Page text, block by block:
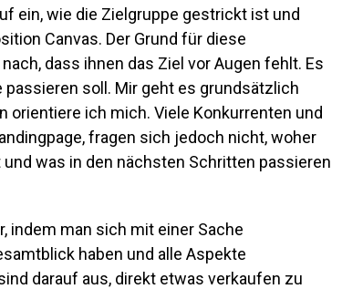
ein, wie die Zielgruppe gestrickt ist und
Canvas. Der Grund für diese
dass ihnen das Ziel vor Augen fehlt. Es
passieren soll. Mir geht es grundsätzlich
orientiere ich mich. Viele Konkurrenten und
fragen sich jedoch nicht, woher
was in den nächsten Schritten passieren
indem man sich mit einer Sache
haben und alle Aspekte
darauf aus, direkt etwas verkaufen zu